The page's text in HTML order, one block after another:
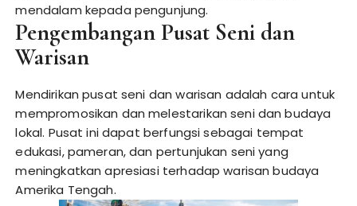
mendalam kepada pengunjung.
Pengembangan Pusat Seni dan
Warisan
Mendirikan pusat seni dan warisan adalah cara untuk
mempromosikan dan melestarikan seni dan budaya
lokal. Pusat ini dapat berfungsi sebagai tempat
edukasi, pameran, dan pertunjukan seni yang
meningkatkan apresiasi terhadap warisan budaya
Amerika Tengah.